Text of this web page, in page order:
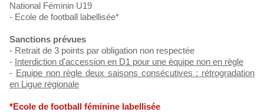
National Féminin U19
- Ecole de football labellisée*
Sanctions prévues
- Retrait de 3 points par obligation non respectée
- Interdiction d'accession en D1 pour une équipe non en règle
- Equipe non règle deux saisons consécutives : rétrogradation
en Ligue régionale
*Ecole de football féminine labellisée